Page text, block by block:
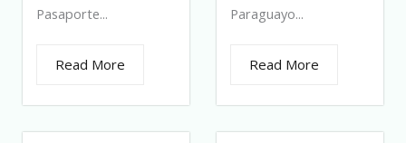
Pasaporte...
Read More
Paraguayo...
Read More